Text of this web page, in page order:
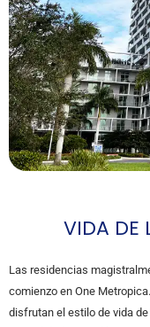
VIDA DE
Las residencias
comienzo en One
disfrutan el estilo de vida